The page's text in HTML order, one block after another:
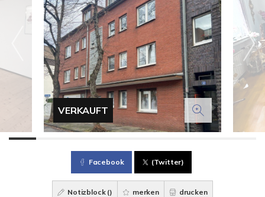
VERKAUFT
Facebook (Twitter)
Notizblock () merken drucken